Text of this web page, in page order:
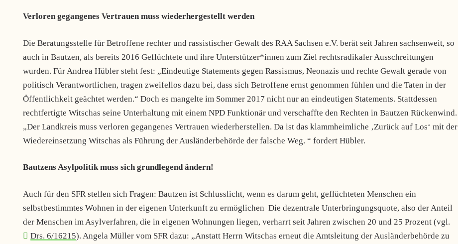
Verloren gegangenes Vertrauen muss wiederhergestellt werden
Die Beratungsstelle für Betroffene rechter und rassistischer Gewalt des RAA Sachsen e.V. berät seit Jahren sachsenweit, so
auch in Bautzen, als bereits 2016 Geflüchtete und ihre Unterstützer*innen zum Ziel rechtsradikaler Ausschreitungen
wurden. Für Andrea Hübler steht fest: „Eindeutige Statements gegen Rassismus, Neonazis und rechte Gewalt gerade von
politisch Verantwortlichen, tragen zweifellos dazu bei, dass sich Betroffene ernst genommen fühlen und die Taten in der
Öffentlichkeit geächtet werden.“ Doch es mangelte im Sommer 2017 nicht nur an eindeutigen Statements. Stattdessen
rechtfertigte Witschas seine Unterhaltung mit einem NPD Funktionär und verschaffte den Rechten in Bautzen Rückenwind.
„Der Landkreis muss verloren gegangenes Vertrauen wiederherstellen. Da ist das klammheimliche ‚Zurück auf Los‘ mit der
Wiedereinsetzung Witschas als Führung der Ausländerbehörde der falsche Weg. “ fordert Hübler.
Bautzens Asylpolitik muss sich grundlegend ändern!
Auch für den SFR stellen sich Fragen: Bautzen ist Schlusslicht, wenn es darum geht, geflüchteten Menschen ein
selbstbestimmtes Wohnen in der eigenen Unterkunft zu ermöglichen Die dezentrale Unterbringungsquote, also der Anteil
der Menschen im Asylverfahren, die in eigenen Wohnungen liegen, verharrt seit Jahren zwischen 20 und 25 Prozent (vgl.
Drs. 6/16215). Angela Müller vom SFR dazu: „Anstatt Herrn Witschas erneut die Amtsleitung der Ausländerbehörde zu